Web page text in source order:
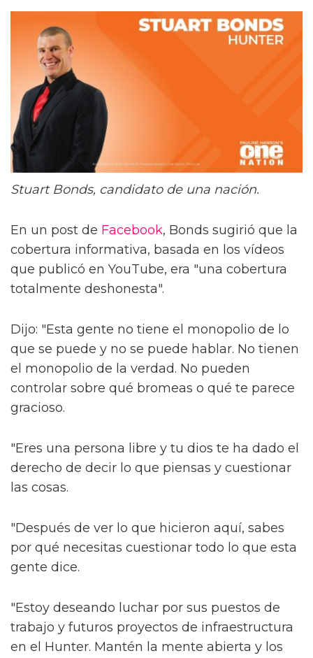
Stuart Bonds, candidato de una nación.
En un post de Facebook, Bonds sugirió que la
cobertura informativa, basada en los vídeos
que publicó en YouTube, era "una cobertura
totalmente deshonesta".
Dijo: "Esta gente no tiene el monopolio de lo
que se puede y no se puede hablar. No tienen
el monopolio de la verdad. No pueden
controlar sobre qué bromeas o qué te parece
gracioso.
"Eres una persona libre y tu dios te ha dado el
derecho de decir lo que piensas y cuestionar
las cosas.
"Después de ver lo que hicieron aquí, sabes
por qué necesitas cuestionar todo lo que esta
gente dice.
"Estoy deseando luchar por sus puestos de
trabajo y futuros proyectos de infraestructura
en el Hunter. Mantén la mente abierta y los